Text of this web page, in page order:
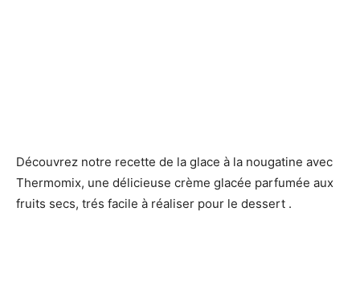
Découvrez notre recette de la glace à la nougatine avec
Thermomix, une délicieuse crème glacée parfumée aux
fruits secs, trés facile à réaliser pour le dessert .